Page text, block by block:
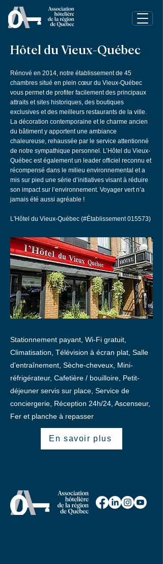
Hôtel du Vieux-Québec
Rénové en 2014, notre établissement de 45
chambres situé en plein cœur du Vieux-Québec
vous permet de profiter facilement des principaux
attraits et sites historiques, des boutiques
exclusives et des meilleurs restaurants de la ville.
La décoration contemporaine et le charme ancien
du bâtiment y apportent une ambiance
chaleureuse, rehaussée par le service attentionné
de notre sympathique personnel. L’Hôtel du Vieux-
Québec est également un leader officiel reconnu et
récompensé dans le milieu environnemental et a
mis sur pied une série d’initiatives visant à réduire
son impact sur l’environnement. Voyager vert n’a
jamais été aussi agréable !
L'Hôtel du Vieux-Québec (#Établissement 015573)
Stationnement payant, Wi-Fi gratuit,
Climatisation, Télévision à écran plat, Salle
d’entraînement, Sèche-cheveux, Mini-
réfrigérateur, Cafetière / bouilloire, Petit-
déjeuner servis sur place, Service de
conciergerie, Réception 24h/24, Ascenseur,
Fer et planche à repasser
En savoir plus